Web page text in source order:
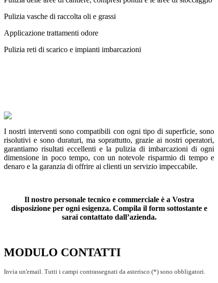
Pulizia vasche di raccolta oli e grassi
Applicazione trattamenti odore
Pulizia reti di scarico e impianti imbarcazioni
I nostri interventi sono compatibili con ogni tipo di superficie, sono
risolutivi e sono duraturi, ma soprattutto, grazie ai nostri operatori,
garantiamo risultati eccellenti e la pulizia di imbarcazioni di ogni
dimensione in poco tempo, con un notevole risparmio di tempo e
denaro e la garanzia di offrire ai clienti un servizio impeccabile.
Il nostro personale tecnico e commerciale è a Vostra
disposizione per ogni esigenza. Compila il form sottostante e
sarai contattato dall’azienda.
MODULO CONTATTI
Invia un'email. Tutti i campi contrassegnati da asterisco (*) sono obbligatori.